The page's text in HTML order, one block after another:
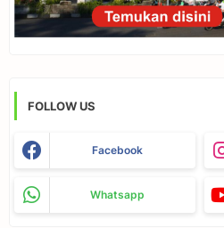
FOLLOW US
Facebook
Whatsapp